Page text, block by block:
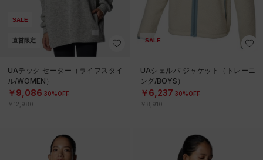
SALE
直営限定
UAテック セーター（ライフスタイ
ル/WOMEN）
￥9,086 30%OFF
￥12,980
SALE
UAシェルパ ジャケット（トレーニ
ング/BOYS）
￥6,237 30%OFF
￥8,910